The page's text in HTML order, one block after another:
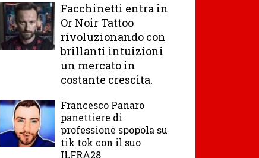
Facchinetti entra in
Or Noir Tattoo
rivoluzionando con
brillanti intuizioni
un mercato in
costante crescita.
Francesco Panaro
panettiere di
professione spopola su
tik tok con il suo
ILFRA28